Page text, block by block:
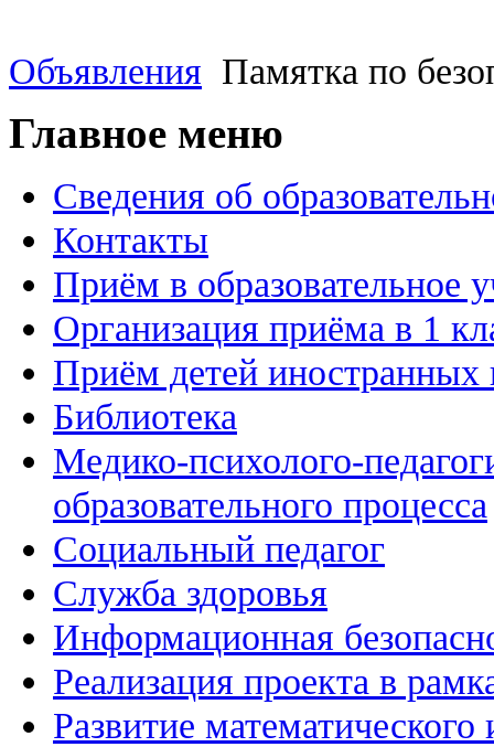
Объявления Памятка по
Главное меню
Сведения об
Контакты
Приём в образовательное
Организация приёма в 1
Приём детей иностранных
Библиотека
Медико-психолого-
образовательного процесса
Социальный педагог
Служба здоровья
Информационная
Реализация проекта в
Развитие